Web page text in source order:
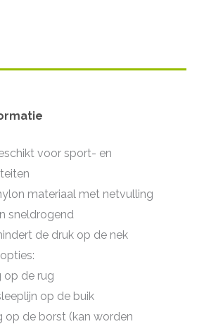
voor sport- en
materiaal met netvulling
sneldrogend
de druk op de nek
op de rug
op de buik
op de borst (kan worden